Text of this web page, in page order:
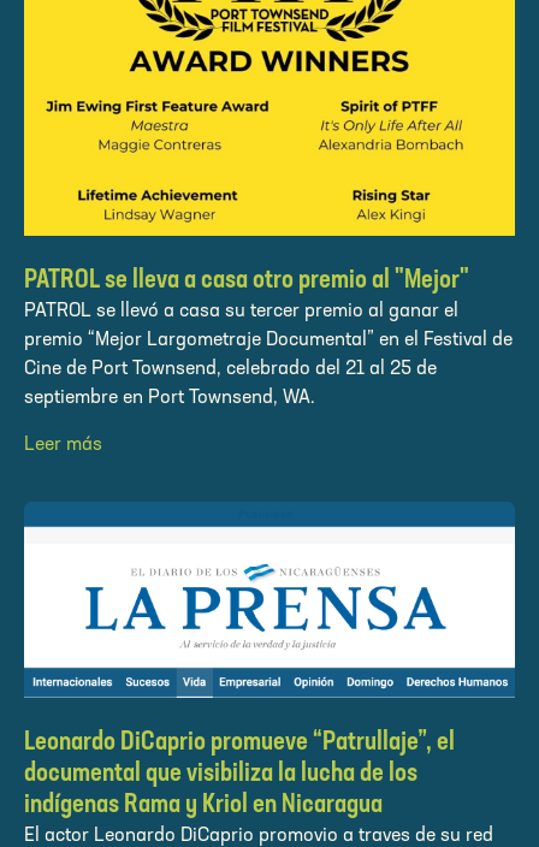
PATROL se lleva a casa otro premio al "Mejor"
PATROL se llevó a casa su tercer premio al ganar el
premio “Mejor Largometraje Documental” en el Festival de
Cine de Port Townsend, celebrado del 21 al 25 de
septiembre en Port Townsend, WA.
Leer más
Leonardo DiCaprio promueve “Patrullaje”, el
documental que visibiliza la lucha de los
indígenas Rama y Kriol en Nicaragua
El actor Leonardo DiCaprio promovio a traves de su red